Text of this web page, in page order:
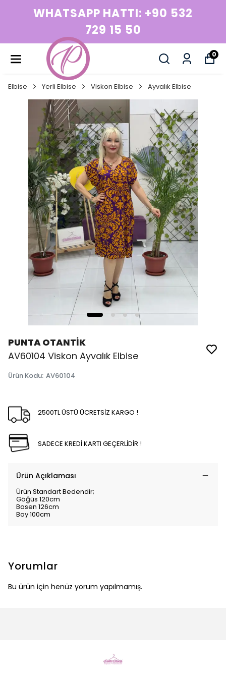
532
WHATSAPP HATTI:
0
Elbise Yerli Elbise Viskon Elbise Ayvalık Elbise
PUNTA OTANTİK
AV60104 Viskon Ayvalık Elbise
Ürün Kodu: AV60104
2500TL ÜSTÜ ÜCRETSİZ KARGO !
SADECE KREDİ KARTI GEÇERLİDİR !
Ürün Açıklaması
Ürün Standart Bedendir;
Göğüs 120cm
Basen 126cm
Boy 100cm
Yorumlar
Bu ürün için henüz yorum yapılmamış.